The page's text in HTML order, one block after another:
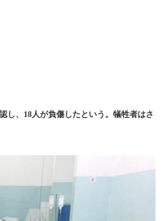
し、18人が負傷したという。犠牲者はさ